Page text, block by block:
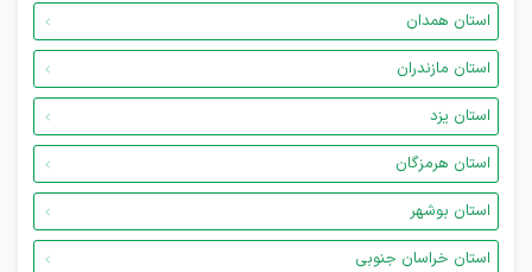
استان همدان
استان مازندران
استان یزد
استان هرمزگان
استان بوشهر
استان خراسان جنوبی